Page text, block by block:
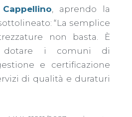
Cappellino, aprendo la
“La semplice
non basta. È
dotare i comuni di
e certificazione
di qualità e duraturi